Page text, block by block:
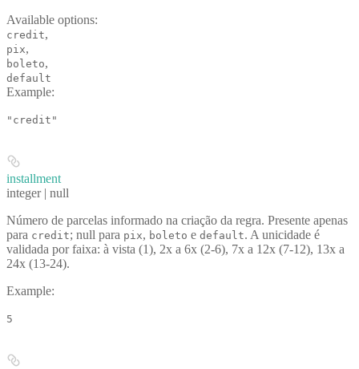
Available options:
credit,
pix,
boleto,
default
Example:
"credit"
installment
integer | null
Número de parcelas informado na criação da regra. Presente apenas
para credit; null para pix, boleto e default. A unicidade é
validada por faixa: à vista (1), 2x a 6x (2-6), 7x a 12x (7-12), 13x a
24x (13-24).
Example:
5